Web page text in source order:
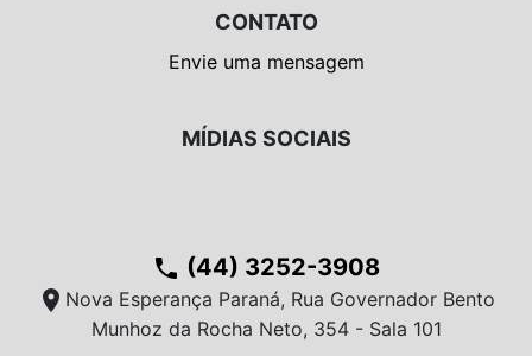
CONTATO
Envie uma mensagem
MÍDIAS SOCIAIS
phone (44) 3252-3908
location_on Nova Esperança Paraná, Rua Governador Bento
Munhoz da Rocha Neto, 354 - Sala 101